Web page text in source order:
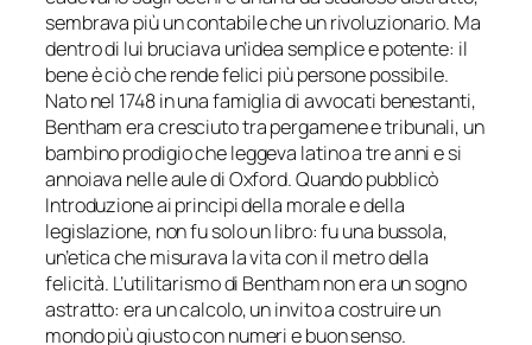
sembrava più un contabile che un rivoluzionario. Ma
dentro di lui bruciava un’idea semplice e potente: il
bene è ciò che rende felici più persone possibile.
Nato nel 1748 in una famiglia di avvocati benestanti,
Bentham era cresciuto tra pergamene e tribunali, un
bambino prodigio che leggeva latino a tre anni e si
annoiava nelle aule di Oxford. Quando pubblicò
Introduzione ai principi della morale e della
legislazione, non fu solo un libro: fu una bussola,
un’etica che misurava la vita con il metro della
felicità. L’utilitarismo di Bentham non era un sogno
astratto: era un calcolo, un invito a costruire un
mondo più giusto con numeri e buon senso.